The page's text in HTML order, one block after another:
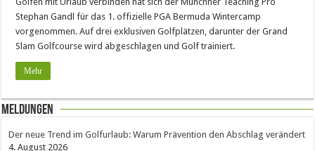
Stephan Gandl für das 1. offizielle PGA Bermuda Wintercamp
vorgenommen. Auf drei exklusiven Golfplätzen, darunter der Grand
Slam Golfcourse wird abgeschlagen und Golf trainiert.
Mehr
Meldungen
Der neue Trend im Golfurlaub: Warum Prävention den Abschlag verändert
4. August 2026